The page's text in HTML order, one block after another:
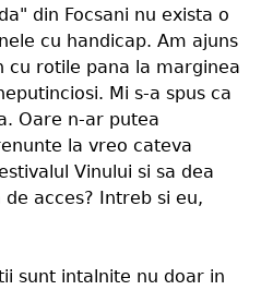
din Focsani nu exista o
cu handicap. Am ajuns
cu rotile pana la marginea
Mi s-a spus ca
Oare n-ar putea
la vreo cateva
Vinului si sa dea
acces? Intreb si eu,
sunt intalnite nu doar in